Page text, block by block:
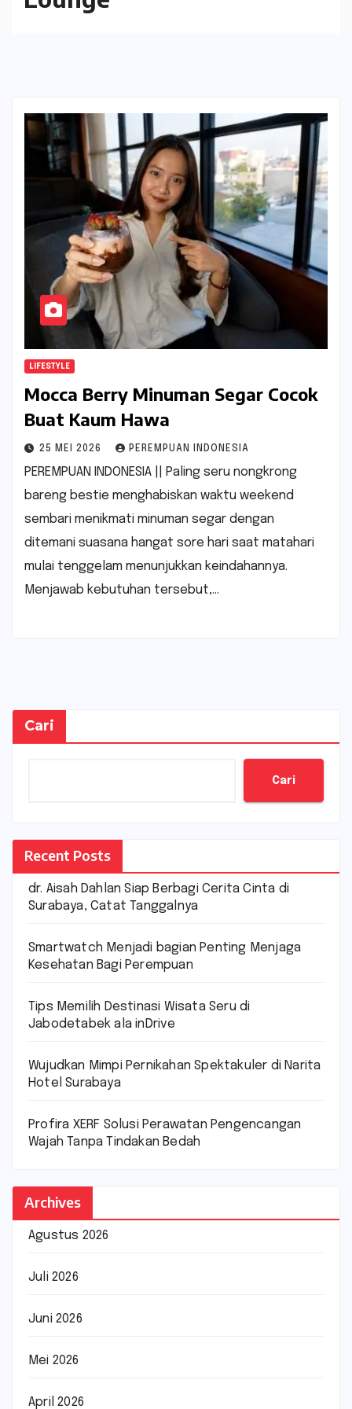
LIFESTYLE
Mocca Berry Minuman Segar Cocok
Buat Kaum Hawa
25 MEI 2026 PEREMPUAN INDONESIA
PEREMPUAN INDONESIA || Paling seru nongkrong
bareng bestie menghabiskan waktu weekend
sembari menikmati minuman segar dengan
ditemani suasana hangat sore hari saat matahari
mulai tenggelam menunjukkan keindahannya.
Menjawab kebutuhan tersebut,…
Cari
Cari
Recent Posts
dr. Aisah Dahlan Siap Berbagi Cerita Cinta di
Surabaya, Catat Tanggalnya
Smartwatch Menjadi bagian Penting Menjaga
Kesehatan Bagi Perempuan
Tips Memilih Destinasi Wisata Seru di
Jabodetabek ala inDrive
Wujudkan Mimpi Pernikahan Spektakuler di Narita
Hotel Surabaya
Profira XERF Solusi Perawatan Pengencangan
Wajah Tanpa Tindakan Bedah
Archives
Agustus 2026
Juli 2026
Juni 2026
Mei 2026
April 2026